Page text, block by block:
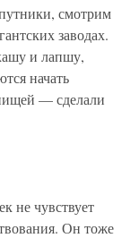
смотрим
заводах.
и лапшу,
начать
— сделали
не чувствует
Он тоже